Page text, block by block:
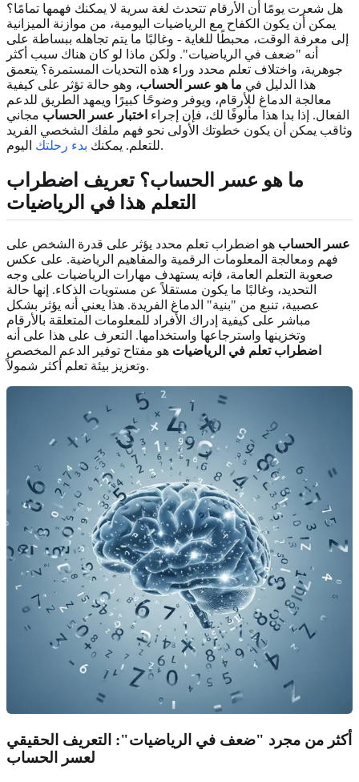
هل شعرت يومًا أن الأرقام تتحدث لغة سرية لا يمكنك فهمها تمامًا؟
يمكن أن يكون الكفاح مع الرياضيات اليومية، من موازنة الميزانية
إلى معرفة الوقت، محبطًا للغاية - وغالبًا ما يتم تجاهله ببساطة على
أنه "ضعف في الرياضيات". ولكن ماذا لو كان هناك سبب أكثر
جوهرية، واختلاف تعلم محدد وراء هذه التحديات المستمرة؟ يتعمق
هذا الدليل في ما هو عسر الحساب، وهو حالة تؤثر على كيفية
معالجة الدماغ للأرقام، ويوفر وضوحًا كبيرًا ويمهد الطريق للدعم
الفعال. إذا بدا هذا مألوفًا لك، فإن إجراء اختبار عسر الحساب مجاني
وثاقب يمكن أن يكون خطوتك الأولى نحو فهم ملفك الشخصي الفريد
للتعلم. يمكنك بدء رحلتك اليوم.
ما هو عسر الحساب؟ تعريف اضطراب
التعلم هذا في الرياضيات
عسر الحساب هو اضطراب تعلم محدد يؤثر على قدرة الشخص على
فهم ومعالجة المعلومات الرقمية والمفاهيم الرياضية. على عكس
صعوبة التعلم العامة، فإنه يستهدف مهارات الرياضيات على وجه
التحديد، وغالبًا ما يكون مستقلاً عن مستويات الذكاء. إنها حالة
عصبية، تنبع من "بنية" الدماغ الفريدة. هذا يعني أنه يؤثر بشكل
مباشر على كيفية إدراك الأفراد للمعلومات المتعلقة بالأرقام
وتخزينها واسترجاعها واستخدامها. التعرف على هذا على أنه
اضطراب تعلم في الرياضيات هو مفتاح توفير الدعم المخصص
وتعزيز بيئة تعلم أكثر شمولاً.
أكثر من مجرد "ضعف في الرياضيات": التعريف الحقيقي
لعسر الحساب